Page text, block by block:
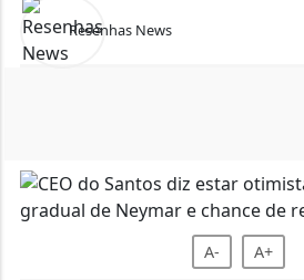
Resenhas News
A- A+